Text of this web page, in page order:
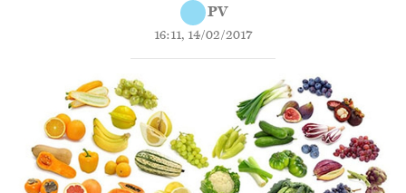
PV
16:11, 14/02/2017